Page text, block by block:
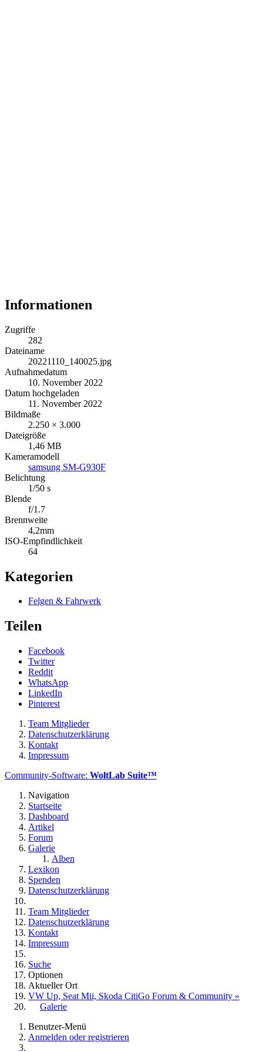
Informationen
Zugriffe
282
Dateiname
20221110_140025.jpg
Aufnahmedatum
10. November 2022
Datum hochgeladen
11. November 2022
Bildmaße
2.250 × 3.000
Dateigröße
1,46 MB
Kameramodell
samsung SM-G930F
Belichtung
1/50 s
Blende
f/1.7
Brennweite
4,2mm
ISO-Empfindlichkeit
64
Kategorien
Felgen & Fahrwerk
Teilen
Facebook
Twitter
Reddit
WhatsApp
LinkedIn
Pinterest
Team Mitglieder
Datenschutzerklärung
Kontakt
Impressum
Community-Software: WoltLab Suite™
Navigation
Startseite
Dashboard
Artikel
Forum
Galerie
Alben
Lexikon
Spenden
Datenschutzerklärung
Team Mitglieder
Datenschutzerklärung
Kontakt
Impressum
Suche
Optionen
Aktueller Ort
VW Up, Seat Mii, Skoda CitiGo Forum & Community »
Galerie
Benutzer-Menü
Anmelden oder registrieren